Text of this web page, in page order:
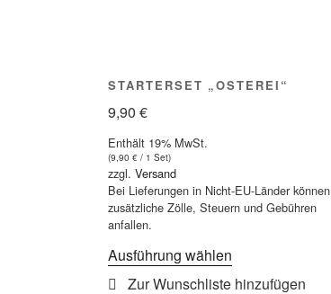
STARTERSET „OSTEREI“
9,90 €
Enthält 19% MwSt.
(9,90 € / 1 Set)
zzgl. Versand
Bei Lieferungen in Nicht-EU-Länder können
zusätzliche Zölle, Steuern und Gebühren
anfallen.
Ausführung wählen
Produkt